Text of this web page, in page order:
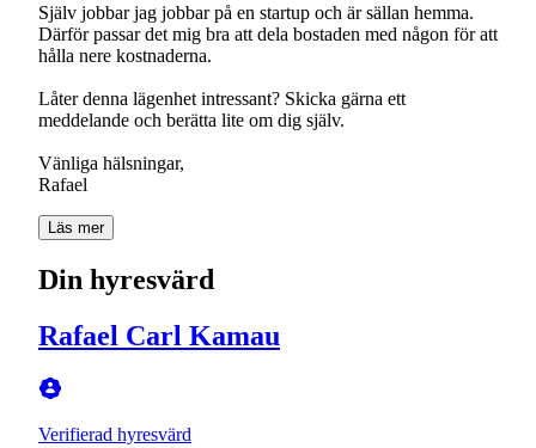
Själv jobbar jag jobbar på en startup och är sällan hemma.
Därför passar det mig bra att dela bostaden med någon för att
hålla nere kostnaderna.
Låter denna lägenhet intressant? Skicka gärna ett
meddelande och berätta lite om dig själv.
Vänliga hälsningar,
Läs mer
Din hyresvärd
Rafael Carl Kamau
Verifierad hyresvärd